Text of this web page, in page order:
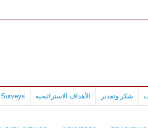
شكر وتقدير الأهداف الاستراتيجية